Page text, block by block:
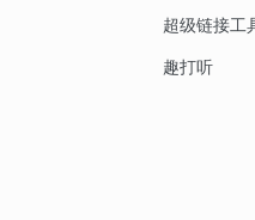
超级链接工
趣打听